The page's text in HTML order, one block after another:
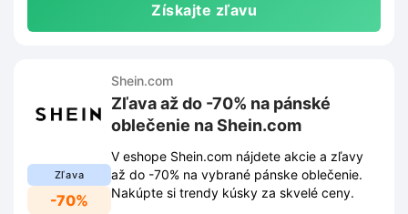
Získajte zľavu
Zľava
-70%
Shein.com
Zľava až do -70% na pánské
oblečenie na Shein.com
V eshope Shein.com nájdete akcie a zľavy
až do -70% na vybrané pánske oblečenie.
Nakúpte si trendy kúsky za skvelé ceny.